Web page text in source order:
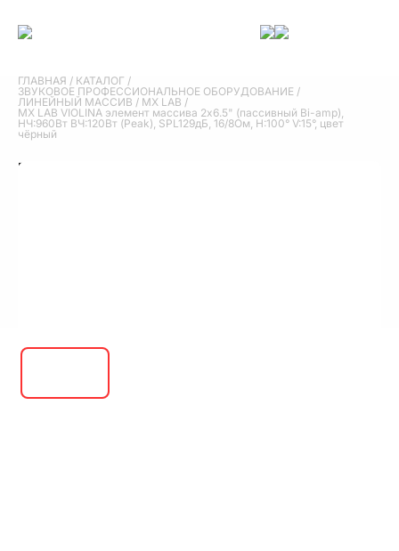
ГЛАВНАЯ / КАТАЛОГ /
ЗВУКОВОЕ ПРОФЕССИОНАЛЬНОЕ ОБОРУДОВАНИЕ /
ЛИНЕЙНЫЙ МАССИВ / MX LAB /
MX LAB VIOLINA элемент массива 2x6.5" (пассивный Bi-amp),
HЧ:960Вт ВЧ:120Вт (Peak), SPL129дБ, 16/8Ом, H:100° V:15°, цвет
чёрный
MX LAB VIOLINA элемент массива 2x6.5"